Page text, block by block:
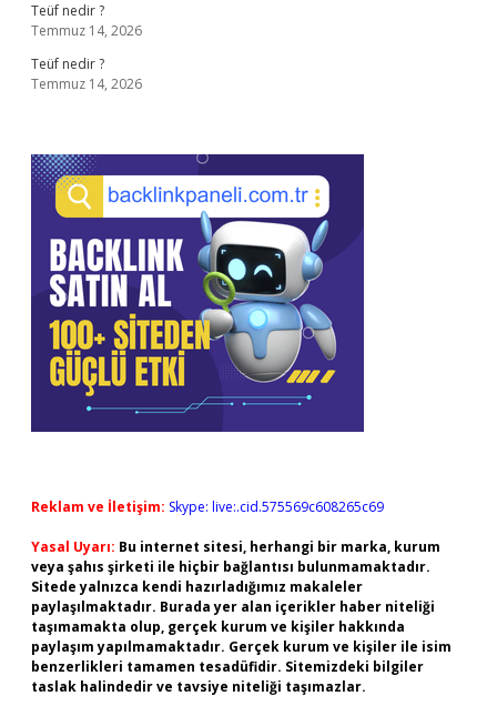
Teüf nedir ?
Temmuz 14, 2026
Teüf nedir ?
Temmuz 14, 2026
Reklam ve İletişim: Skype: live:.cid.575569c608265c69
Yasal Uyarı: Bu internet sitesi, herhangi bir marka, kurum
veya şahıs şirketi ile hiçbir bağlantısı bulunmamaktadır.
Sitede yalnızca kendi hazırladığımız makaleler
paylaşılmaktadır. Burada yer alan içerikler haber niteliği
taşımamakta olup, gerçek kurum ve kişiler hakkında
paylaşım yapılmamaktadır. Gerçek kurum ve kişiler ile isim
benzerlikleri tamamen tesadüfidir. Sitemizdeki bilgiler
taslak halindedir ve tavsiye niteliği taşımazlar.